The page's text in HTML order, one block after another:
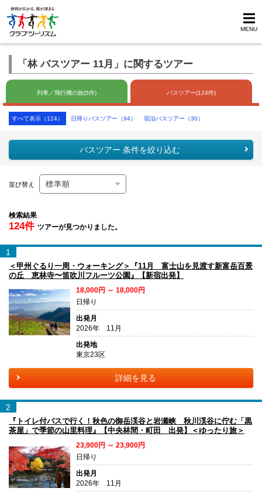
MENU
「林 バスツアー 11月」に関するツアー
列車／飛行機の旅(5件) バスツアー(124件)
すべて表示（124） 日帰りバスツアー（94） 宿泊バスツアー（30）
バスツアー 条件を絞り込む
並び替え
検索結果
124件 ツアーが見つかりました。
1
＜甲州ぐるり一周・ウォーキング＞『11月 富士山を見渡す新富岳百景
の丘 恵林寺〜笛吹川フルーツ公園』【新宿出発】
18,000円 ～ 18,000円
日帰り
出発月
2026年 11月
出発地
東京23区
詳細を見る
2
『トイレ付バスで行く！秋色の御岳渓谷と岩瀬峡 秋川渓谷に佇む「黒
茶屋」で季節の山里料理』【中央林間・町田 出発】＜ゆったり旅＞
23,900円 ～ 23,900円
日帰り
出発月
2026年 11月